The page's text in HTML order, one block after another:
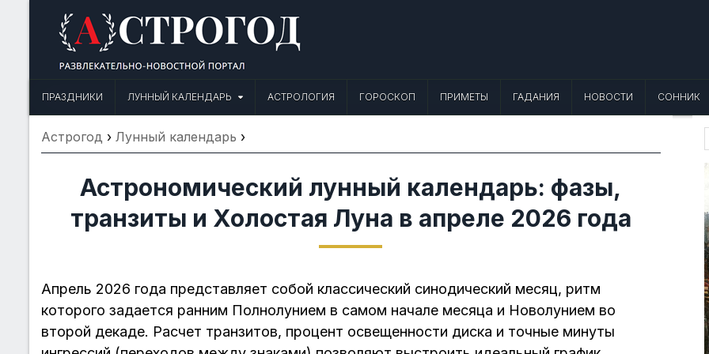
Астрогод: Праздники сегодня, Лунный календарь, Приметы, Что
ПРАЗДНИКИ
ЛУННЫЙ КАЛЕНДАРЬ АСТРОЛОГИЯ ГОРОСКОП ПРИМЕТЫ ГАДАНИЯ НОВОСТИ СОННИК
Астрогод › Лунный календарь ›
Астрономический лунный календарь: фазы,
транзиты и Холостая Луна в апреле 2026 года
Апрель 2026 года представляет собой классический синодический месяц, ритм
которого задается ранним Полнолунием в самом начале месяца и Новолунием во
второй декаде. Расчет транзитов, процент освещенности диска и точные минуты